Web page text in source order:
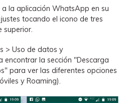
la aplicación WhatsApp en su
tocando el icono de tres
superior.
> Uso de datos y
encontrar la sección "Descarga
para ver las diferentes opciones
y Roaming).